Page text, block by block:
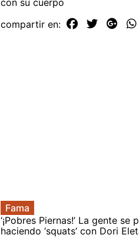
compartir en:
Fama
‘¡Pobres Piernas!’ La gente
haciendo ‘squats’ con Dori